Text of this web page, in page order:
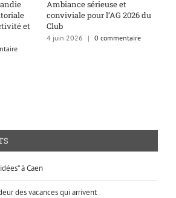
et
Ambiance sérieuse et
conviviale pour l’AG 2026 du
Club
4 juin 2026 | 0 commentaire
à Caen
des vacances qui arrivent